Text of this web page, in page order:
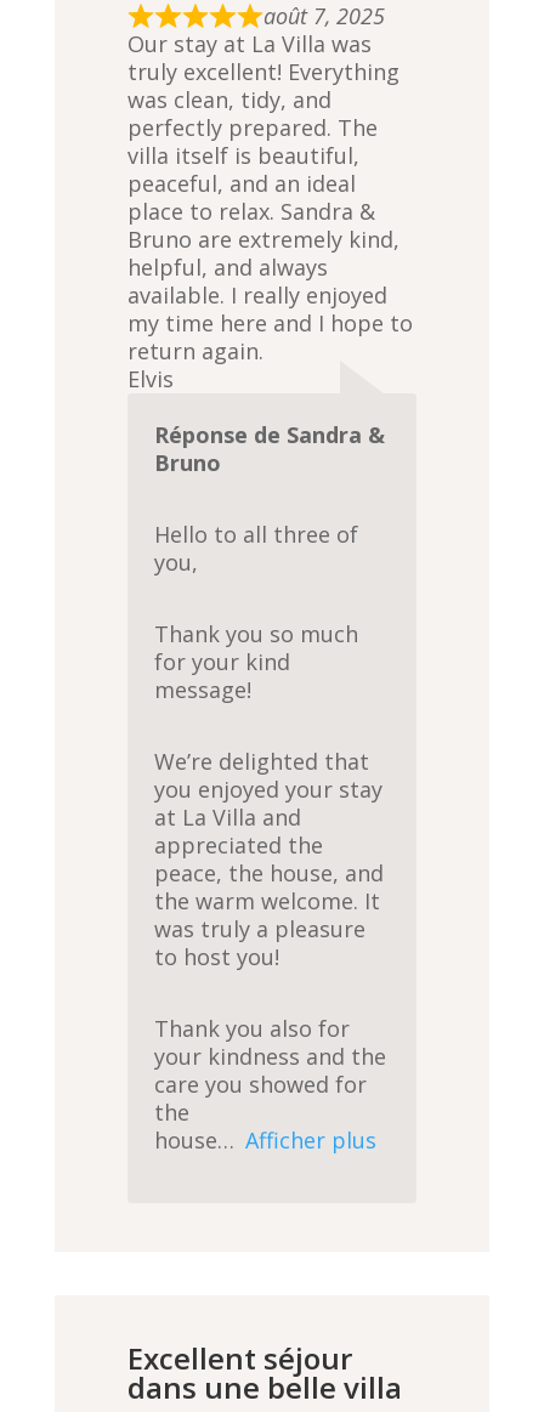
R
a
t
e
d
5
,
0
o
u
t
o
f
août 7, 2025
Our stay at La Villa was
truly excellent! Everything
was clean, tidy, and
perfectly prepared. The
villa itself is beautiful,
peaceful, and an ideal
place to relax. Sandra &
Bruno are extremely kind,
helpful, and always
available. I really enjoyed
my time here and I hope to
return again.
Elvis
Réponse de Sandra &
Bruno
Hello to all three of
you,
Thank you so much
for your kind
message!
We’re delighted that
you enjoyed your stay
at La Villa and
appreciated the
peace, the house, and
the warm welcome. It
was truly a pleasure
to host you!
Thank you also for
your kindness and the
care you showed for
the
house
Afficher plus
Excellent séjour
dans une belle villa